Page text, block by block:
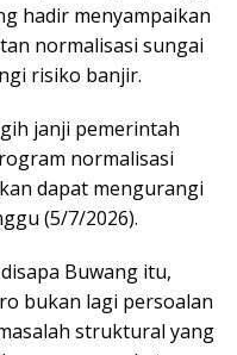
hadir menyampaikan
normalisasi sungai
risiko banjir.
janji pemerintah
normalisasi
dapat mengurangi
(5/7/2026).
Buwang itu,
bukan lagi persoalan
struktural yang